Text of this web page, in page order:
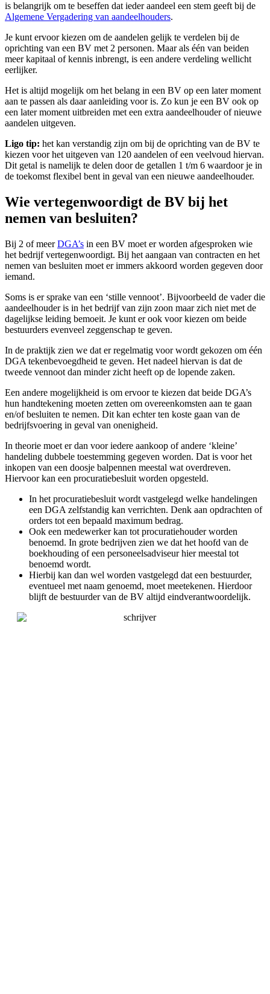
is belangrijk om te beseffen dat ieder aandeel een stem geeft bij de
Algemene Vergadering van aandeelhouders.
Je kunt ervoor kiezen om de aandelen gelijk te verdelen bij de
oprichting van een BV met 2 personen. Maar als één van beiden
meer kapitaal of kennis inbrengt, is een andere verdeling wellicht
eerlijker.
Het is altijd mogelijk om het belang in een BV op een later moment
aan te passen als daar aanleiding voor is. Zo kun je een BV ook op
een later moment uitbreiden met een extra aandeelhouder of nieuwe
aandelen uitgeven.
Ligo tip: het kan verstandig zijn om bij de oprichting van de BV te
kiezen voor het uitgeven van 120 aandelen of een veelvoud hiervan.
Dit getal is namelijk te delen door de getallen 1 t/m 6 waardoor je in
de toekomst flexibel bent in geval van een nieuwe aandeelhouder.
Wie vertegenwoordigt de BV bij het
nemen van besluiten?
Bij 2 of meerDGA’s in een BV moet er worden afgesproken wie
het bedrijf vertegenwoordigt. Bij het aangaan van contracten en het
nemen van besluiten moet er immers akkoord worden gegeven door
iemand.
Soms is er sprake van een ‘stille vennoot’. Bijvoorbeeld de vader die
aandeelhouder is in het bedrijf van zijn zoon maar zich niet met de
dagelijkse leiding bemoeit. Je kunt er ook voor kiezen om beide
bestuurders evenveel zeggenschap te geven.
In de praktijk zien we dat er regelmatig voor wordt gekozen om één
DGA tekenbevoegdheid te geven. Het nadeel hiervan is dat de
tweede vennoot dan minder zicht heeft op de lopende zaken.
Een andere mogelijkheid is om ervoor te kiezen dat beide DGA’s
hun handtekening moeten zetten om overeenkomsten aan te gaan
en/of besluiten te nemen. Dit kan echter ten koste gaan van de
bedrijfsvoering in geval van onenigheid.
In theorie moet er dan voor iedere aankoop of andere ‘kleine’
handeling dubbele toestemming gegeven worden. Dat is voor het
inkopen van een doosje balpennen meestal wat overdreven.
Hiervoor kan een procuratiebesluit worden opgesteld.
In het procuratiebesluit wordt vastgelegd welke handelingen
een DGA zelfstandig kan verrichten. Denk aan opdrachten of
orders tot een bepaald maximum bedrag.
Ook een medewerker kan tot procuratiehouder worden
benoemd. In grote bedrijven zien we dat het hoofd van de
boekhouding of een personeelsadviseur hier meestal tot
benoemd wordt.
Hierbij kan dan wel worden vastgelegd dat een bestuurder,
eventueel met naam genoemd, moet meetekenen. Hierdoor
blijft de bestuurder van de BV altijd eindverantwoordelijk.